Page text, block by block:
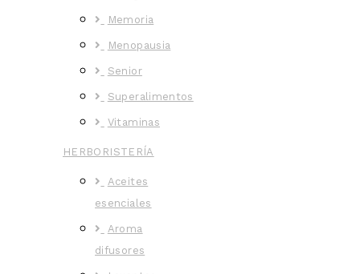
Memoria
Menopausia
Senior
Superalimentos
Vitaminas
HERBORISTERÍA
Aceites
esenciales
Aroma
difusores